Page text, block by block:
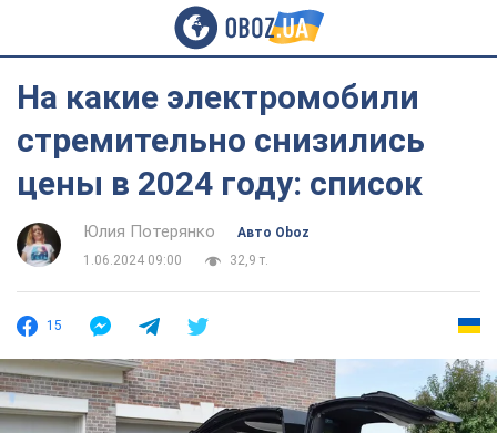
На какие электромобили
стремительно снизились
цены в 2024 году: список
Юлия Потерянко
Авто Oboz
1.06.2024 09:00
32,9 т.
15